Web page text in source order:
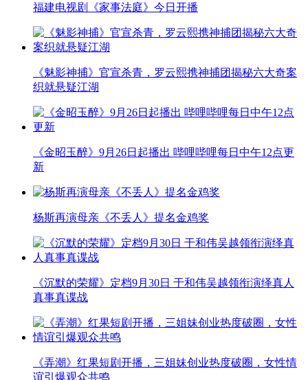
福建电视剧《家事法庭》今日开播
《魅影神捕》官宣杀青，罗云熙携神捕团揭秘六大奇案
织就悬疑江湖
《金昭玉醉》9月26日起播出 哔哩哔哩每日中午12点更
新
杨斯再演母亲《不丢人》提名金鸡奖
《沉默的荣耀》定档9月30日 于和伟吴越领衔演绎真人
真事真谍战
《弄潮》红果短剧开播，三姐妹创业热度破圈，女性情
谊引爆观众共鸣